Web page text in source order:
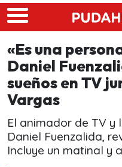
Skip to main content
«Es una
Daniel
sueños en TV
Vargas
El animador de TV y
Daniel Fuenzalida,
Incluye un matinal y